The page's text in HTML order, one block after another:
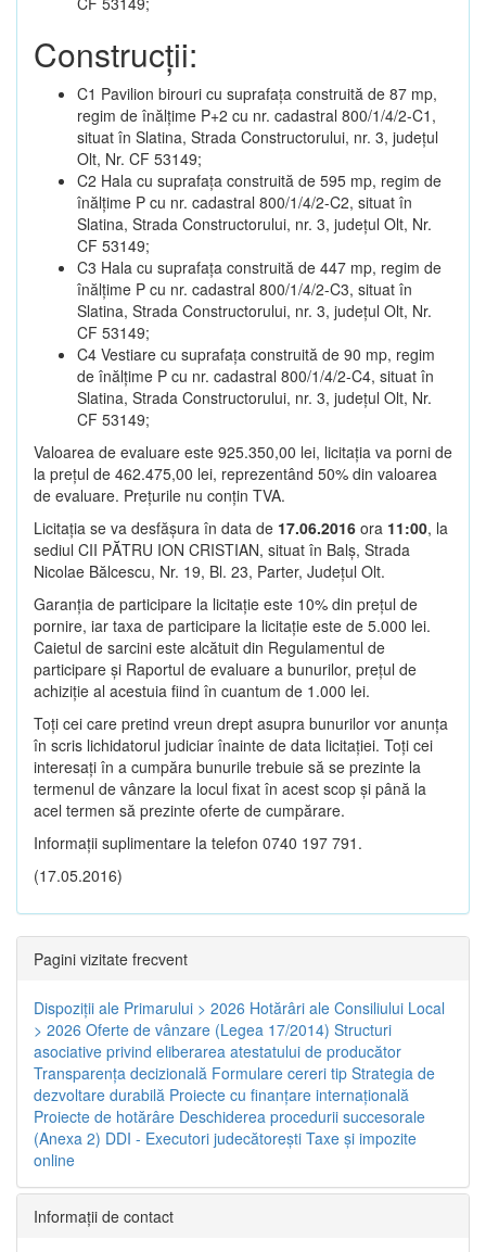
Construcții:
C1 Pavilion birouri cu suprafața construită de 87 mp,
regim de înălțime P+2 cu nr. cadastral 800/1/4/2-C1,
situat în Slatina, Strada Constructorului, nr. 3, județul
Olt, Nr. CF 53149;
C2 Hala cu suprafața construită de 595 mp, regim de
înălțime P cu nr. cadastral 800/1/4/2-C2, situat în
Slatina, Strada Constructorului, nr. 3, județul Olt, Nr.
CF 53149;
C3 Hala cu suprafața construită de 447 mp, regim de
înălțime P cu nr. cadastral 800/1/4/2-C3, situat în
Slatina, Strada Constructorului, nr. 3, județul Olt, Nr.
CF 53149;
C4 Vestiare cu suprafața construită de 90 mp, regim
de înălțime P cu nr. cadastral 800/1/4/2-C4, situat în
Slatina, Strada Constructorului, nr. 3, județul Olt, Nr.
CF 53149;
Valoarea de evaluare este 925.350,00 lei, licitația va porni de
la prețul de 462.475,00 lei, reprezentând 50% din valoarea
de evaluare. Prețurile nu conțin TVA.
Licitația se va desfășura în data de 17.06.2016 ora 11:00, la
sediul CII PĂTRU ION CRISTIAN, situat în Balș, Strada
Nicolae Bălcescu, Nr. 19, Bl. 23, Parter, Județul Olt.
Garanția de participare la licitație este 10% din prețul de
pornire, iar taxa de participare la licitație este de 5.000 lei.
Caietul de sarcini este alcătuit din Regulamentul de
participare și Raportul de evaluare a bunurilor, prețul de
achiziție al acestuia fiind în cuantum de 1.000 lei.
Toți cei care pretind vreun drept asupra bunurilor vor anunța
în scris lichidatorul judiciar înainte de data licitației. Toți cei
interesați în a cumpăra bunurile trebuie să se prezinte la
termenul de vânzare la locul fixat în acest scop și până la
acel termen să prezinte oferte de cumpărare.
Informații suplimentare la telefon 0740 197 791.
(17.05.2016)
Pagini vizitate frecvent
Dispoziţii ale Primarului > 2026 Hotărâri ale Consiliului Local
> 2026 Oferte de vânzare (Legea 17/2014) Structuri
asociative privind eliberarea atestatului de producător
Transparenţa decizională Formulare cereri tip Strategia de
dezvoltare durabilă Proiecte cu finanţare internaţională
Proiecte de hotărâre Deschiderea procedurii succesorale
(Anexa 2) DDI - Executori judecătorești Taxe şi impozite
online
Informaţii de contact